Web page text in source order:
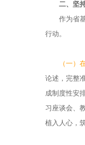
二、坚
作为省
行动。
（一）
论述，完整
成制度性安
习座谈会、
植入人心，